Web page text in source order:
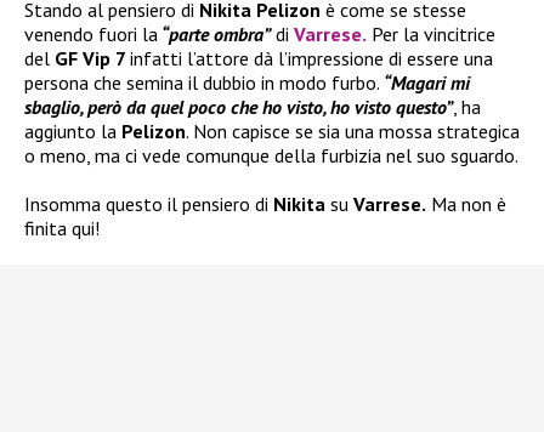
Stando al pensiero di Nikita Pelizon è come se stesse
venendo fuori la “parte ombra”di Varrese. Per la vincitrice
del GF Vip 7 infatti l’attore dà l’impressione di essere una
persona che semina il dubbio in modo furbo. “Magari mi
sbaglio, però da quel poco che ho visto, ho visto questo”, ha
aggiunto la Pelizon. Non capisce se sia una mossa strategica
o meno, ma ci vede comunque della furbizia nel suo sguardo.
Insomma questo il pensiero di Nikita su Varrese. Ma non è
finita qui!